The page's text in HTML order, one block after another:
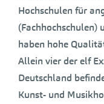
Hochschulen für
(Fachhochschulen)
haben hohe
Allein vier der elf
Deutschland
Kunst- und